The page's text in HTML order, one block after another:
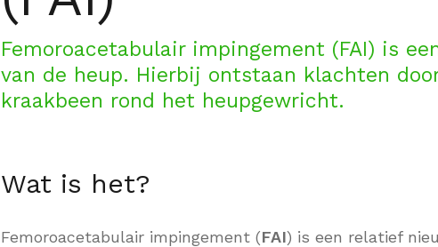
Femoroacetabulair impingement (FAI) is
van de heup. Hierbij ontstaan klachten
kraakbeen rond het heupgewricht.
Wat is het?
Femoroacetabulair impingement (FAI) is een relatief